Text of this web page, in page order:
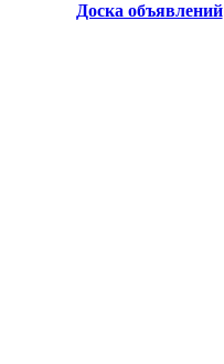
Доска объявлений